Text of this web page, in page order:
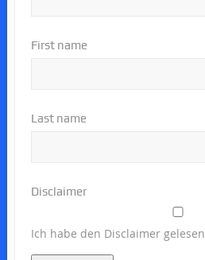
First name
Last name
Disclaimer
Ich habe den Disclaimer gelesen